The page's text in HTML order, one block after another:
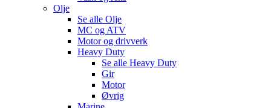
Olje
Se alle Olje
MC og ATV
Motor og drivverk
Heavy Duty
Se alle Heavy Duty
Gir
Motor
Øvrig